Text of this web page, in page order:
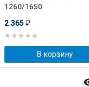
1260/1650
2 365 ₽
В корзину